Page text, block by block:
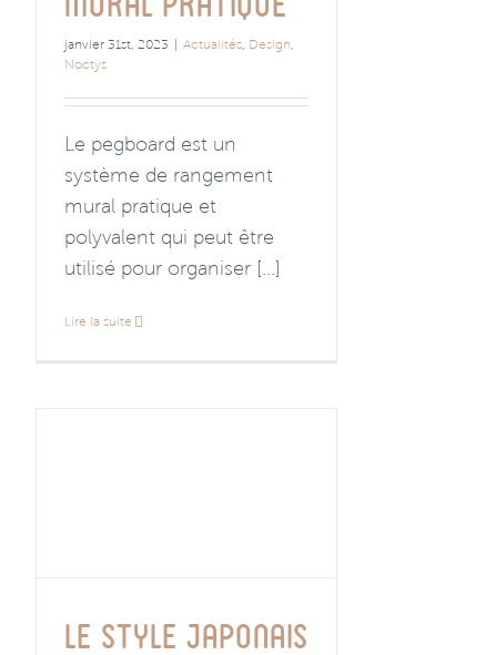
janvier 31st, 2023 Actualités, Design,
Noctys
Le pegboard est un
système de rangement
mural pratique et
polyvalent qui peut être
utilisé pour organiser [...]
Lire la suite
Le style japonais